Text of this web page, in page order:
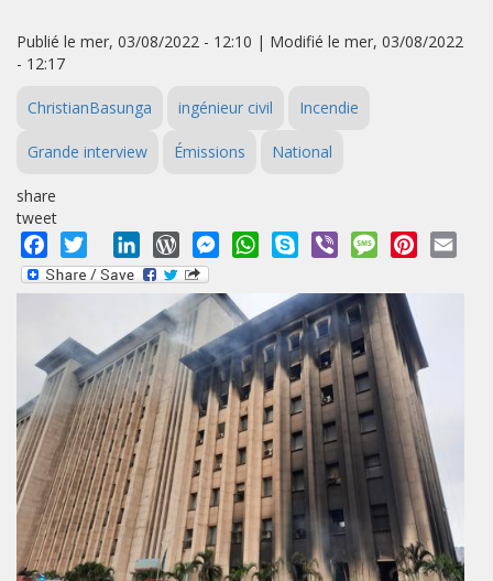
Publié le mer, 03/08/2022 - 12:10 | Modifié le mer, 03/08/2022
- 12:17
ChristianBasunga ingénieur civil Incendie
Grande interview Émissions National
share
tweet
Facebook
Twitter LinkedInWordPressMessengerWhatsApp
Skype Viber MessagePinterest